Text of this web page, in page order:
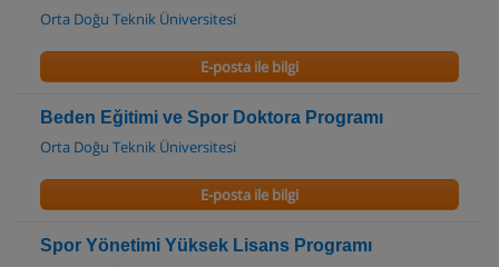
Orta Doğu Teknik Üniversitesi
E-posta ile bilgi
Beden Eğitimi ve Spor Doktora Programı
Orta Doğu Teknik Üniversitesi
E-posta ile bilgi
Spor Yönetimi Yüksek Lisans Programı